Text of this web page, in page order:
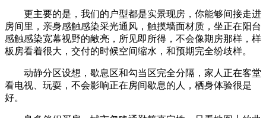
更主要的是，我们的户型都是实景现房，你能够间接走进
房间里，亲身感触感染采光通风，触摸墙面材质，坐正在阳台
感触感染宽幕视野的敞亮，所见即所得，不会像期房那样，样
板房看着很大，交付的时候空间缩水，和预期完全纷歧样。
动静分区设想，歇息区和勾当区完全分隔，家人正在客堂
看电视、玩耍，不会影响正在房间歇息的人，栖身体验很是
好。